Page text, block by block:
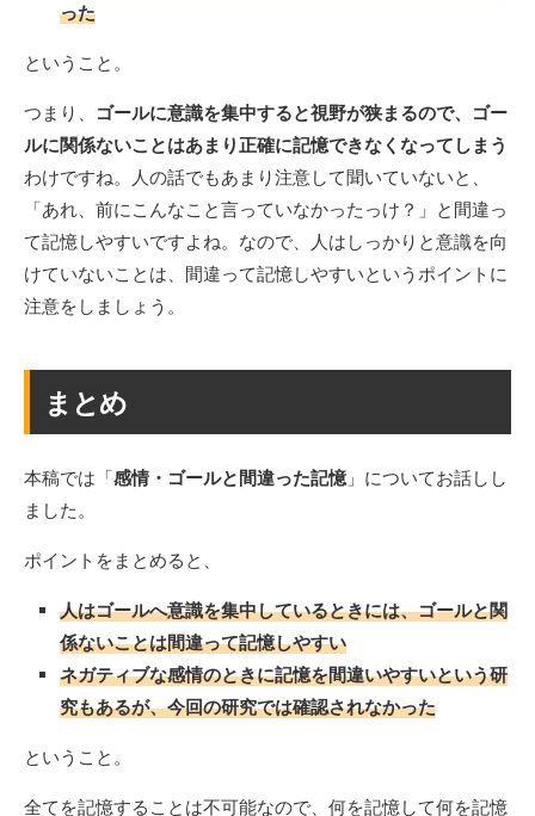
った
ということ。
つまり、
ゴールに意識を集中すると視野が狭まるので、ゴー
ルに関係ないことはあまり正確に記憶できなくなってしまう
わけですね。人の話でもあまり注意して聞いていないと、
「あれ、前にこんなこと言っていなかったっけ？」と間違っ
て記憶しやすいですよね。なので、人はしっかりと意識を向
けていないことは、間違って記憶しやすいというポイントに
注意をしましょう。
まとめ
本稿では「感情・ゴールと間違った記憶」についてお話しし
ました。
ポイントをまとめると、
人はゴールへ意識を集中しているときには、ゴールと関
係ないことは間違って記憶しやすい
ネガティブな感情のときに記憶を間違いやすいという研
究もあるが、今回の研究では確認されなかった
ということ。
全てを記憶することは不可能なので、何を記憶して何を記憶